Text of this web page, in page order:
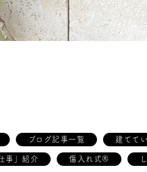
ブログ記事一覧 建てて
事」紹介 傷入れ式®